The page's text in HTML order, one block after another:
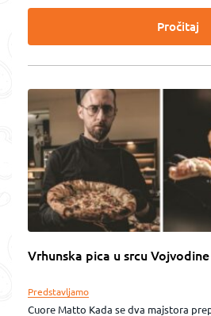
Pročitaj
Vrhunska pica u srcu Vojvodine
Predstavljamo
Cuore Matto Kada se dva majstora